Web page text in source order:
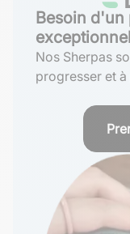
Besoin d'un
Nos Sherpas
progresser et